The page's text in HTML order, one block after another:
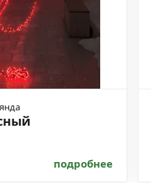
подробнее